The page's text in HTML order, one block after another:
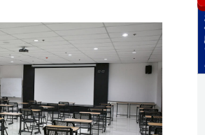
ルーム)